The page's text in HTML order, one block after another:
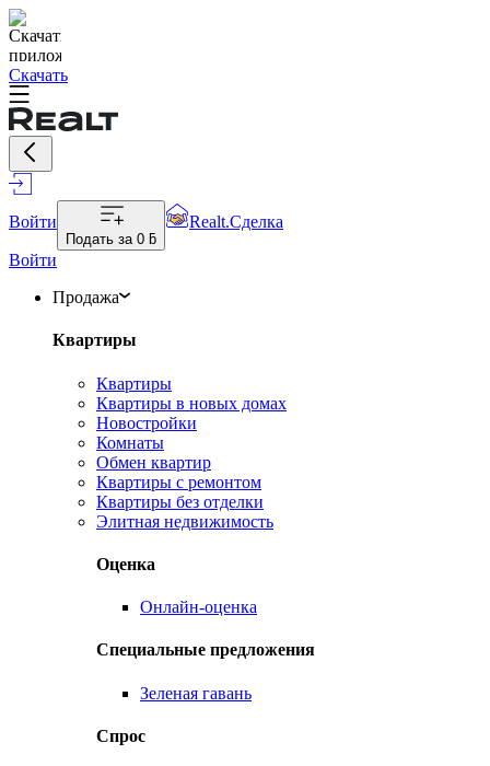
Скачать
Войти
Подать за 0 ƃ
Realt.Сделка
Войти
Продажа
Квартиры
Квартиры
Квартиры в новых домах
Новостройки
Комнаты
Обмен квартир
Квартиры с ремонтом
Квартиры без отделки
Элитная недвижимость
Оценка
Онлайн-оценка
Специальные предложения
Зеленая гавань
Спрос